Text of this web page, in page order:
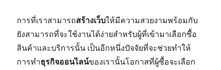
การที่เราสามารถสร้างเว็บให้มีความสวยงามพร้อมกับ
ยังสามารถที่จะใช้งานได้ง่ายสำหรับผู้ที่เข้ามาเลือกซื้อ
สินค้าและบริการนั้น เป็นอีกหนึ่งปัจจัยที่จะช่วยทำให้
การทำธุรกิจออนไลน์ของเรานั้นโอกาสที่ผู้ซื้อจะเลือก